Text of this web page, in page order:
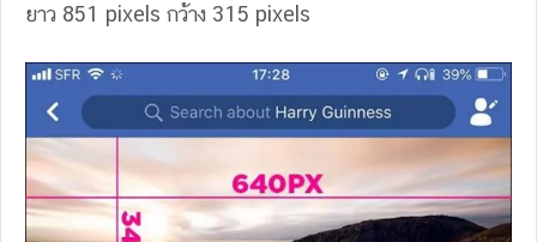
ยาว 851 pixels กว้าง 315 pixels